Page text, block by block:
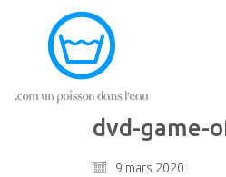
dvd-game-
9 mars 2020